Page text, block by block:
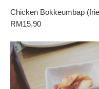
Chicken Bokkeumbap
RM15.90